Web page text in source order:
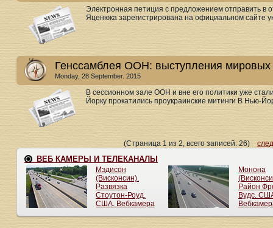
Электронная петиция с предложением отправить в
Яценюка зарегистрирована на официальном сайте
Генссамблея ООН: выступления
Monday, 28 September. 2015
В сессионном зале ООН и вне его политики уже
Йорку прокатились проукраинские митинги В Нью-
(Страница 1 из 2, всего записей: 26)